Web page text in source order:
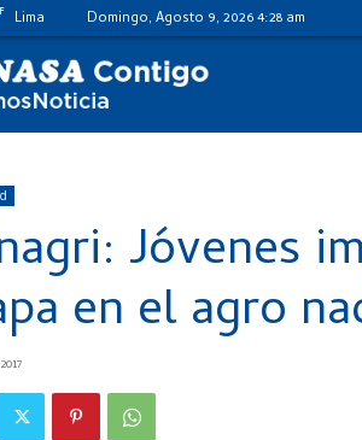
F Lima Domingo, Agosto 9, 2026 4:28 am
Jóvenes
en el agro